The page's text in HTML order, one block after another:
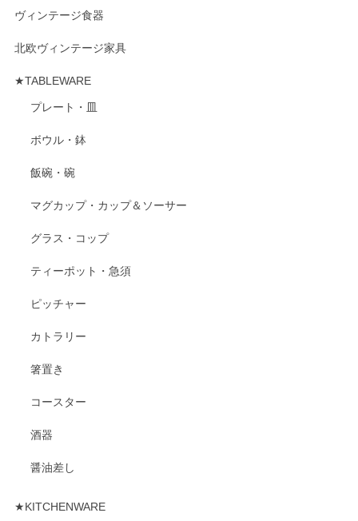
ヴィンテージ食器
北欧ヴィンテージ家具
★TABLEWARE
プレート・皿
ボウル・鉢
飯碗・碗
マグカップ・カップ＆ソーサー
グラス・コップ
ティーポット・急須
ピッチャー
カトラリー
箸置き
コースター
酒器
醤油差し
★KITCHENWARE